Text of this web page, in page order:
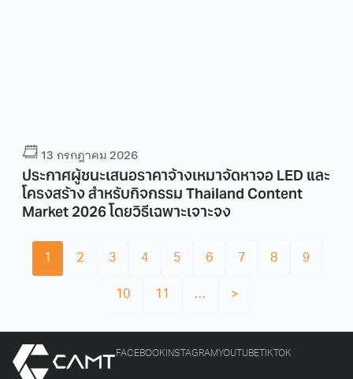
13 กรกฎาคม 2026
ประกาศผู้ชนะเสนอราคาจ้างเหมาจัดหาจอ LED และ
โครงสร้าง สำหรับกิจกรรม Thailand Content
Market 2026 โดยวิธีเฉพาะเจาะจง
1 2 3 4 5 6 7 8 9
10 11 … >
FACEBOOK INSTAGRAMYOUTUBE TIKTOK